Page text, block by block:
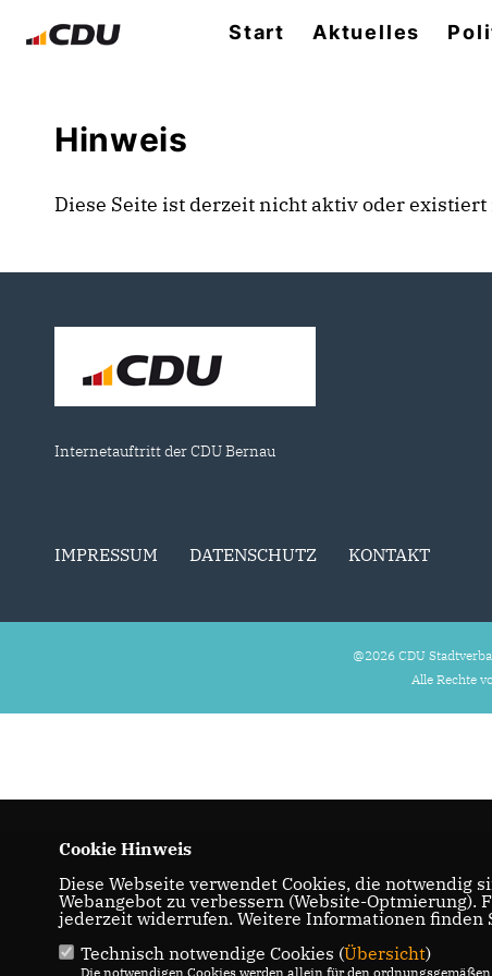
Start Aktuelles
Hinweis
Diese Seite ist derzeit nicht aktiv oder
Internetauftritt der CDU Bernau
IMPRESSUM DATENSCHUTZ KONTAKT
@2026 CDU
Alle Rechte
Cookie Hinweis
Diese Webseite verwendet Cookies, die
Webangebot zu verbessern (Website-
jederzeit widerrufen. Weitere Informationen finden
Technisch notwendige Cookies (Übersicht)
Die notwendigen Cookies werden allein für den